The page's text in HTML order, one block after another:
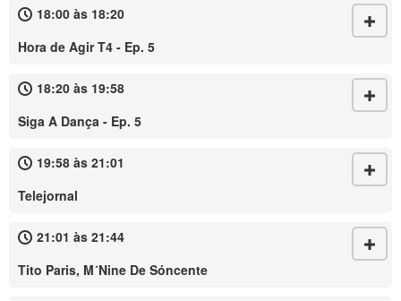
18:00 às 18:20
Hora de Agir T4 - Ep. 5
18:20 às 19:58
Siga A Dança - Ep. 5
19:58 às 21:01
Telejornal
21:01 às 21:44
Tito Paris, M´Nine De Sóncente